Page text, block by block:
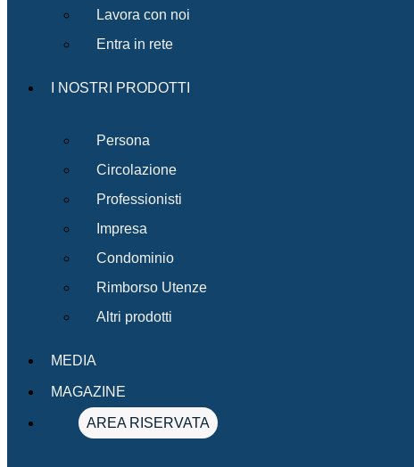
Lavora con noi
Entra in rete
I NOSTRI PRODOTTI
Persona
Circolazione
Professionisti
Impresa
Condominio
Rimborso Utenze
Altri prodotti
MEDIA
MAGAZINE
AREA RISERVATA